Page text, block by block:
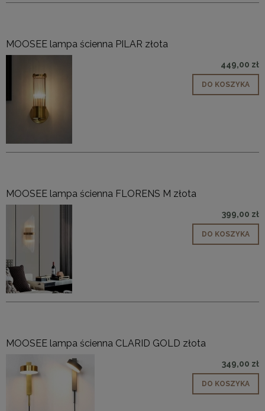
MOOSEE lampa ścienna PILAR złota
449,00 zł
DO KOSZYKA
MOOSEE lampa ścienna FLORENS M złota
399,00 zł
DO KOSZYKA
MOOSEE lampa ścienna CLARID GOLD złota
349,00 zł
DO KOSZYKA